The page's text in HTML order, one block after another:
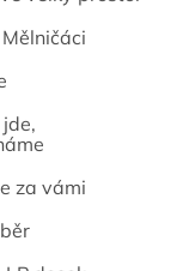
za vámi